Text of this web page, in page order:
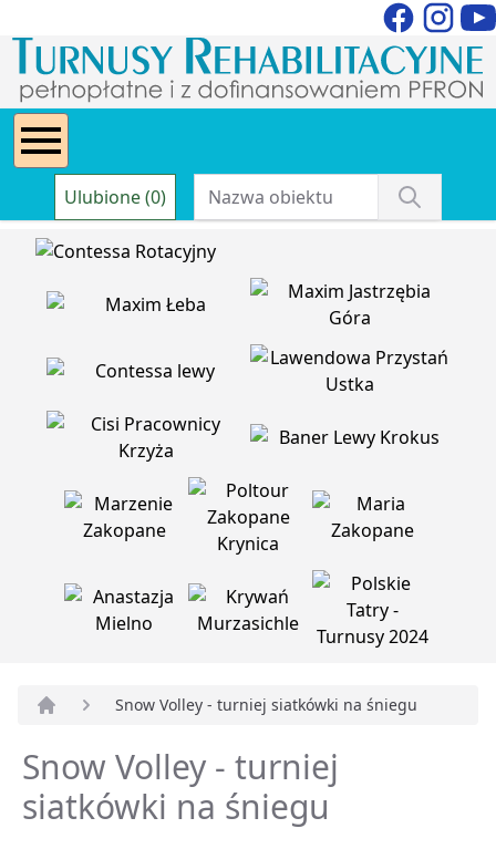
Ulubione (0)
Snow Volley - turniej siatkówki na śniegu
Snow Volley - turniej
siatkówki na śniegu